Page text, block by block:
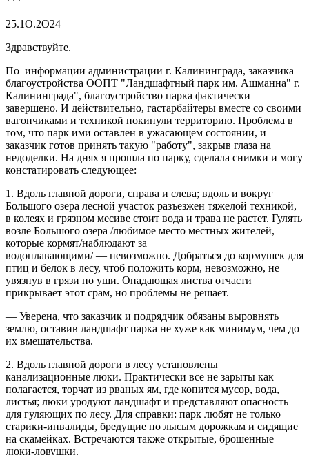
25.1О.2О24
Здравствуйте.
По информации администрации г. Калининграда, заказчика
благоустройства ООПТ "Ландшафтный парк им. Ашманна" г.
Калининграда", благоустройство парка фактически
завершено. И действительно, гастарбайтеры вместе со своими
вагончиками и техникой покинули территорию. Проблема в
том, что парк ими оставлен в ужасающем состоянии, и
заказчик готов принять такую "работу", закрыв глаза на
недоделки. На днях я прошла по парку, сделала снимки и могу
констатировать следующее:
1. Вдоль главной дороги, справа и слева; вдоль и вокруг
Большого озера лесной участок разъезжен тяжелой техникой,
в колеях и грязном месиве стоит вода и трава не растет. Гулять
возле Большого озера /любимое место местных жителей,
которые кормят/наблюдают за
водоплавающими/ — невозможно. Добраться до кормушек для
птиц и белок в лесу, чтоб положить корм, невозможно, не
увязнув в грязи по уши. Опадающая листва отчасти
прикрывает этот срам, но проблемы не решает.
— Уверена, что заказчик и подрядчик обязаны выровнять
землю, оставив ландшафт парка не хуже как минимум, чем до
их вмешательства.
2. Вдоль главной дороги в лесу установлены
канализационные люки. Практически все не зарыты как
полагается, торчат из рваных ям, где копится мусор, вода,
листья; люки уродуют ландшафт и представляют опасность
для гуляющих по лесу. Для справки: парк любят не только
старики-инвалиды, бредущие по лысым дорожкам и сидящие
на скамейках. Встречаются также открытые, брошенные
люки-ловушки.